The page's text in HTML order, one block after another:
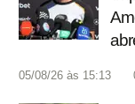
05/08/26 às 15:13